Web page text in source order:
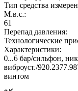
Тип средства
М.в.с.:
61
Перепад давления:
Технологические
Характеристики:
0...6 бар/сильфон,
виброуст./
винтом